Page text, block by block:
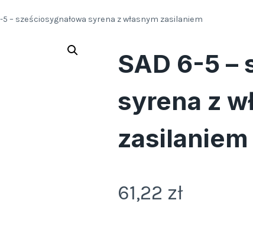
5 – sześciosygnałowa syrena z własnym zasilaniem
SAD 6-5 –
syrena z
zasilaniem
61,22 zł